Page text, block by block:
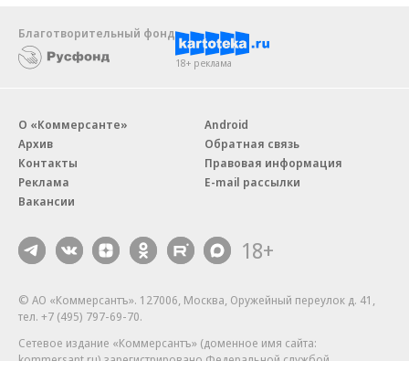
Благотворительный фонд
18+ реклама
О «Коммерсанте»
Архив
Контакты
Реклама
Вакансии
Android
Обратная связь
Правовая информация
E-mail рассылки
18+
© АО «Коммерсантъ». 127006, Москва, Оружейный переулок д. 41,
тел. +7 (495) 797-69-70.
Сетевое издание «Коммерсантъ» (доменное имя сайта:
kommersant.ru) зарегистрировано Федеральной службой